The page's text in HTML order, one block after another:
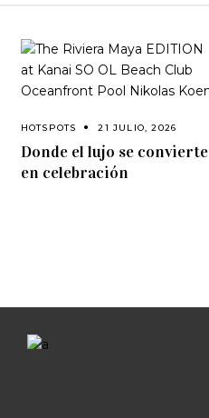
HOTSPOTS 21 JULIO, 2026
Donde el lujo se convierte
en celebración